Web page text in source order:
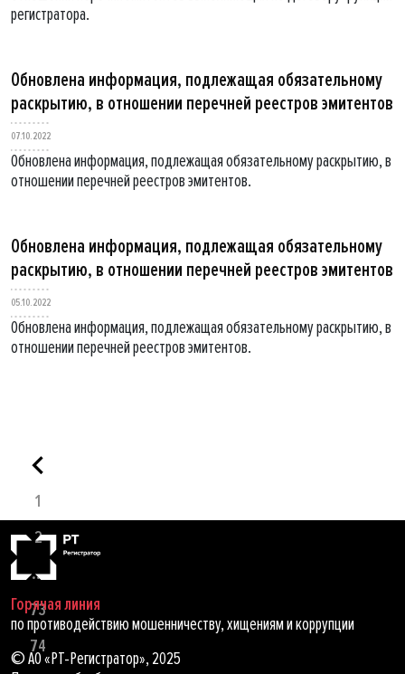
регистратора.
Обновлена информация, подлежащая обязательному
раскрытию, в отношении перечней реестров эмитентов
07.10.2022
Обновлена информация, подлежащая обязательному раскрытию, в
отношении перечней реестров эмитентов.
Обновлена информация, подлежащая обязательному
раскрытию, в отношении перечней реестров эмитентов
05.10.2022
Обновлена информация, подлежащая обязательному раскрытию, в
отношении перечней реестров эмитентов.
1
2
...
73
74
Горячая линия
по противодействию мошенничеству, хищениям и коррупции
© АО «РТ-Регистратор», 2025